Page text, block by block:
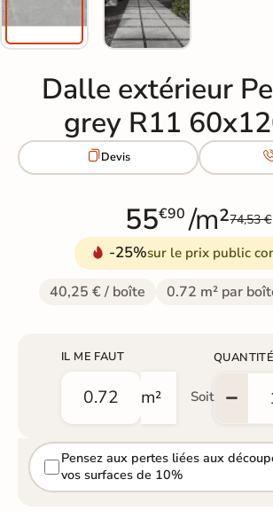
Dalle extérieur
grey R11
Devis
55€90 /m²74,53 €
-25%sur le prix public
40,25 € / boîte 0.72 m² par
IL ME FAUT
m² Soit
QUANTITÉ
Pensez aux pertes liées aux
vos surfaces de 10%